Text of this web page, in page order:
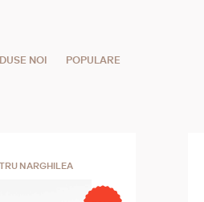
NOI POPULARE
NARGHILEA